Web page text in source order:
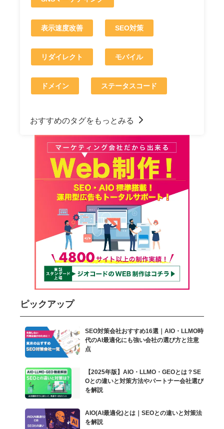
表示速度改善 SEO対策
リダイレクト モバイル
ドメイン ステータスコード
おすすめのタグをもっとみる
ピックアップ
SEO対策会社おすすめ16選｜AIO・LLMO時
代のAI最適化にも強い会社の選び方と注意
点
【2025年版】AIO・LLMO・GEOとは？SE
Oとの違いと対策方法やパートナー会社選び
を解説
AIO(AI最適化)とは｜SEOとの違いと対策法
を解説